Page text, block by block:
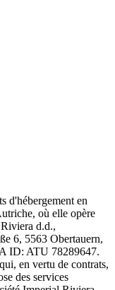
d'hébergement en
où elle opère
d.d.,
6, 5563 Obertauern,
ID: ATU 78289647.
en vertu de contrats,
des services